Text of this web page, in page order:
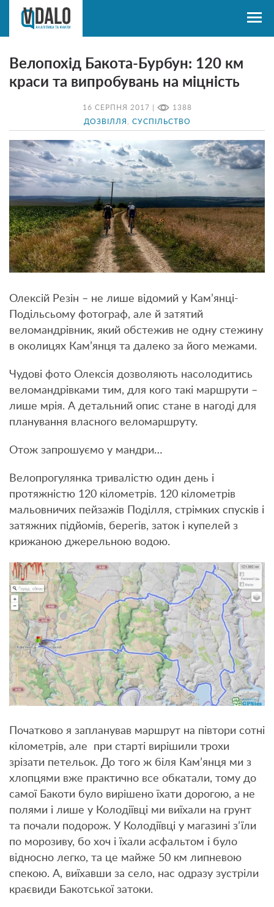
16 СЕРПНЯ 2017 | 1388
ДОЗВІЛЛЯ СУСПІЛЬСТВО
Велопохід Бакота-Бурбун: 120 км
краси та випробувань на міцність
Олексій Резін – не лише відомий у Кам’янці-
Подільсьому фотограф, але й затятий
веломандрівник, який обстежив не одну стежину
в околицях Кам’янця та далеко за його межами.
Чудові фото Олексія дозволяють насолодитись
веломандрівками тим, для кого такі маршрути –
лише мрія. А детальний опис стане в нагоді для
планування власного веломаршруту.
Отож запрошуємо у мандри…
Велопрогулянка тривалістю один день і
протяжністю 120 кілометрів. 120 кілометрів
мальовничих пейзажів Поділля, стрімких спусків і
затяжних підйомів, берегів, заток і купелей з
крижаною джерельною водою.
Початково я запланував маршрут на півтори сотні
кілометрів, але при старті вирішили трохи
зрізати петельок. До того ж біля Кам’янця ми з
хлопцями вже практично все обкатали, тому до
самої Бакоти було вирішено їхати дорогою, а не
полями і лише у Колодіївці ми виїхали на грунт
та почали подорож. У Колодіївці у магазині з’їли
по морозиву, бо хоч і їхали асфальтом і було
відносно легко, та це майже 50 км липневою
спекою. А, виїхавши за село, нас одразу зустріли
краєвиди Бакотської затоки.